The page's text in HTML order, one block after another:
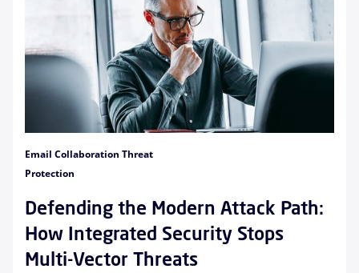
Email Collaboration Threat
Protection
Defending the Modern Attack Path:
How Integrated Security Stops
Multi-Vector Threats